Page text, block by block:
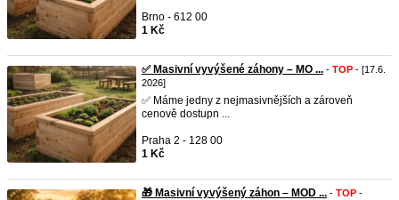
Brno - 612 00
1 Kč
✅ Masivní vyvýšené záhony – MO ... - TOP - [17.6.
2026]
✅ Máme jedny z nejmasivnějších a zároveň
cenově dostupn ...
Praha 2 - 128 00
1 Kč
🎁 Masivní vyvýšený záhon – MOD ... - TOP -